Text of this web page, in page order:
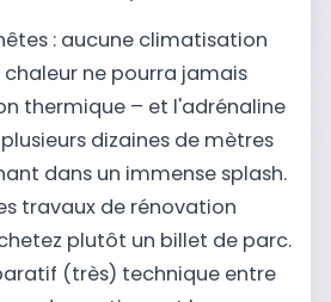
: aucune climatisation
ne pourra jamais
thermique – et l'adrénaline
dizaines de mètres
dans un immense splash.
travaux de rénovation
plutôt un billet de parc.
(très) technique entre